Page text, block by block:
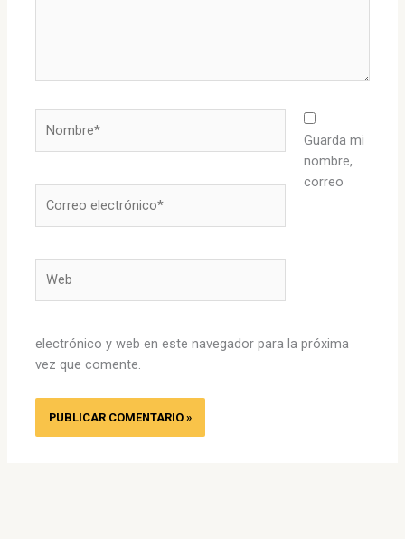
electrónico*
Guarda mi
nombre,
correo
electrónico y web en este navegador para la próxima
vez que comente.